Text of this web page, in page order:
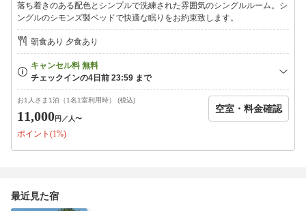
┏━┓
┃お客様へご案内
┗━┛
・Wi-Fiは、場所、時間帯により繋がりにくい場合がございます
・館内エレベーターはございません。階段移動となります
・建物の構造上、足音など音が抜けやすくなっております
落ち着きのある配色とシンプルで洗練された雰囲気のシングルルーム。シ
ングルのシモンズ製ベッドで快適な眠りをお約束致します。
朝食あり 夕食あり
お1人さま1泊（1名1室利用時） (税込)
11,000円 ／人〜
ポイント(1%)
空室・料金確認
最近見た宿